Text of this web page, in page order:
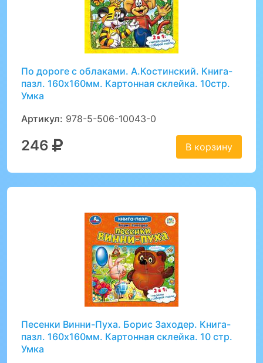
По дороге с облаками. А.Костинский. Книга-
пазл. 160х160мм. Картонная склейка. 10стр.
Умка
Артикул: 978-5-506-10043-0
246 В корзину
Песенки Винни-Пуха. Борис Заходер. Книга-
пазл. 160х160мм. Картонная склейка. 10 стр.
Умка